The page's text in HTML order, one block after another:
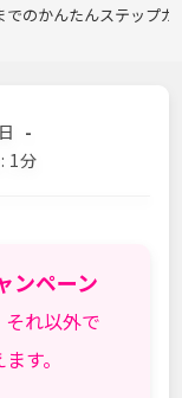
のかんたんステップガ
1分
ンペーン
れ以外で
す。